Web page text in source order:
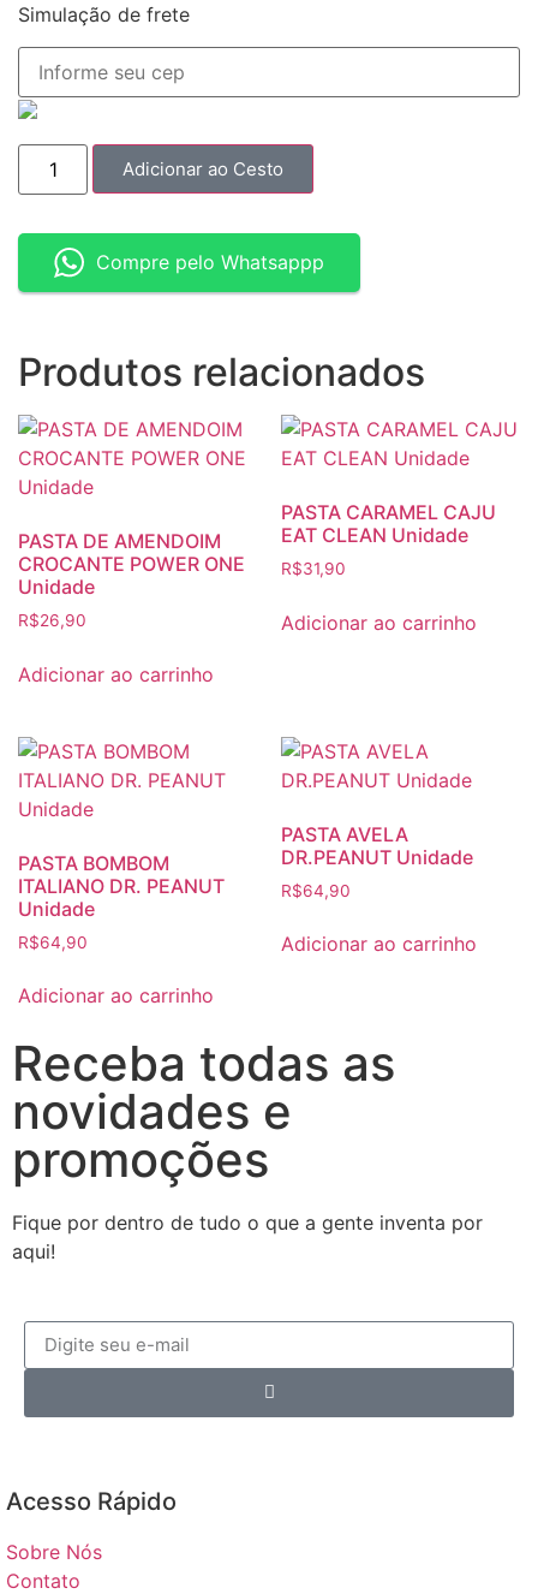
Simulação de frete
Adicionar ao Cesto
Compre pelo Whatsappp
Produtos relacionados
PASTA DE AMENDOIM
CROCANTE POWER ONE
Unidade
R$26,90
Adicionar ao carrinho
PASTA CARAMEL CAJU
EAT CLEAN Unidade
R$31,90
Adicionar ao carrinho
PASTA BOMBOM
ITALIANO DR. PEANUT
Unidade
R$64,90
Adicionar ao carrinho
PASTA AVELA
DR.PEANUT Unidade
R$64,90
Adicionar ao carrinho
Receba todas as
novidades e
promoções
Fique por dentro de tudo o que a gente inventa por
aqui!
Acesso Rápido​
Sobre Nós
Contato